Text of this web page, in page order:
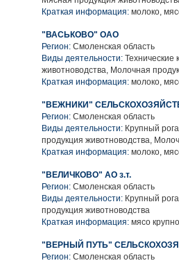
Краткая информация: молоко,
"ВАСЬКОВО" ОАО
Регион: Смоленская область
Виды деятельности: Технические
животноводства, Молочная
Краткая информация: молоко,
"ВЕЖНИКИ"
Регион: Смоленская область
Виды деятельности: Крупный
продукция животноводства,
Краткая информация: молоко,
"ВЕЛИЧКОВО" АО з.т.
Регион: Смоленская область
Виды деятельности: Крупный
продукция животноводства
Краткая информация: мясо
"ВЕРНЫЙ ПУТЬ"
Регион: Смоленская область